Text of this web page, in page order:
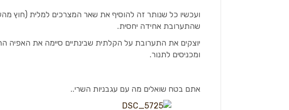
ועכשיו כל שנותר זה להוסיף את שאר המצרכים למלית (חוץ
שהתערובת אחידה יחסית.
יוצקים את התערובת על הקלתית שבינתיים סיימה את האפיה
ומכניסים לתנור.
אתם בטח שואלים מה עם עגבניות השרי..